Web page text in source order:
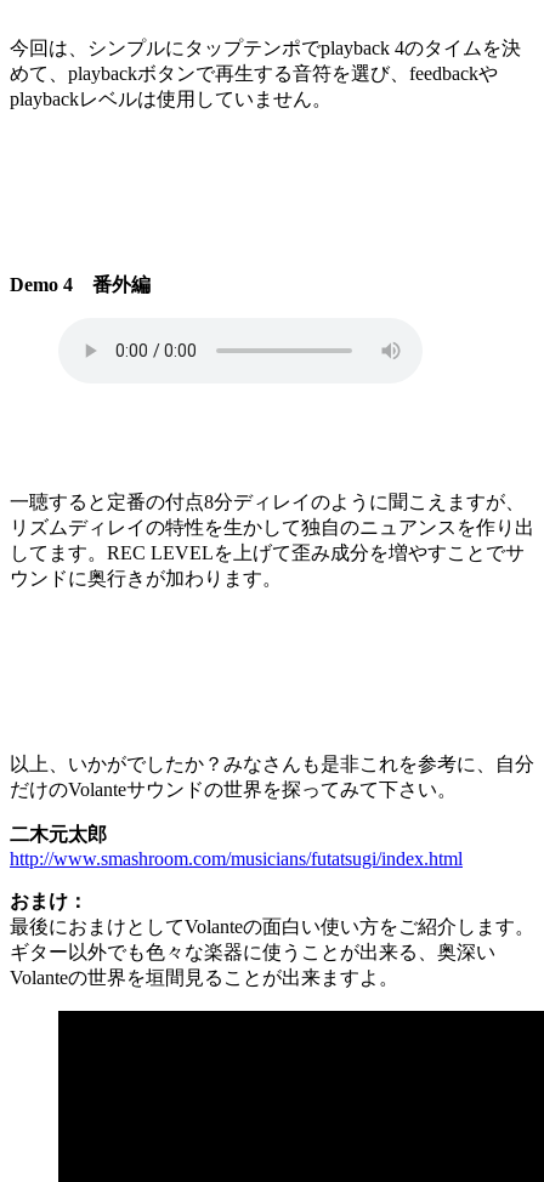
今回は、シンプルにタップテンポでplayback 4のタイムを決
めて、playbackボタンで再生する音符を選び、feedbackや
playbackレベルは使用していません。
Demo 4 番外編
一聴すると定番の付点8分ディレイのように聞こえますが、
リズムディレイの特性を生かして独自のニュアンスを作り出
してます。REC LEVELを上げて歪み成分を増やすことでサ
ウンドに奥行きが加わります。
以上、いかがでしたか？みなさんも是非これを参考に、自分
だけのVolanteサウンドの世界を探ってみて下さい。
二木元太郎
http://www.smashroom.com/musicians/futatsugi/index.html
おまけ：
最後におまけとしてVolanteの面白い使い方をご紹介します。
ギター以外でも色々な楽器に使うことが出来る、奥深い
Volanteの世界を垣間見ることが出来ますよ。